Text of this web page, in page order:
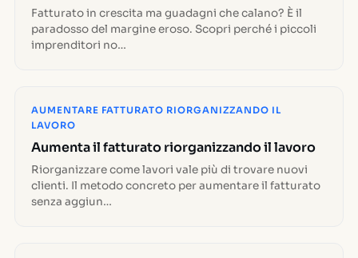
Fatturato in crescita ma guadagni che calano? È il
paradosso del margine eroso. Scopri perché i piccoli
imprenditori no…
AUMENTARE FATTURATO RIORGANIZZANDO IL
LAVORO
Aumenta il fatturato riorganizzando il lavoro
Riorganizzare come lavori vale più di trovare nuovi
clienti. Il metodo concreto per aumentare il fatturato
senza aggiun…